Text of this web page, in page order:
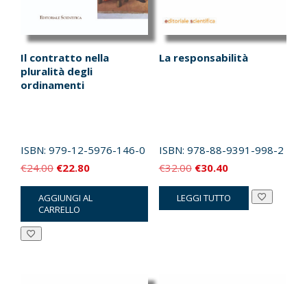
Il contratto nella
pluralità degli
ordinamenti
ISBN: 979-12-5976-146-0
€24.00 Il
prezzo
originale
era:
€22.80Il
prezzo
attuale
è:
AGGIUNGI AL
CARRELLO
La responsabilità
ISBN: 978-88-9391-998-2
€32.00 Il
prezzo
originale
€30.40Il
prezzo
attuale
LEGGI TUTTO